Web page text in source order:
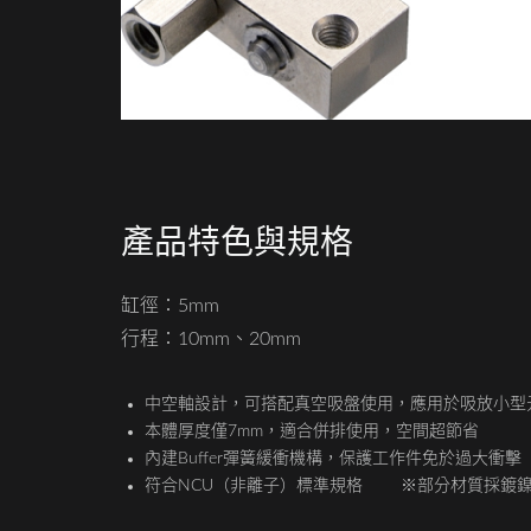
產品特色與規格
缸徑：5mm
行程：10mm、20mm
中空軸設計，可搭配真空吸盤使用，應用於吸放小型
本體厚度僅7mm，適合併排使用，空間超節省
內建Buffer彈簧緩衝機構，保護工作件免於過大衝擊
符合NCU（非離子）標準規格 ※部分材質採鍍